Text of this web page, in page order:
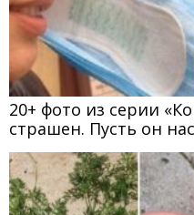
20+ фото из серии
страшен. Пусть он